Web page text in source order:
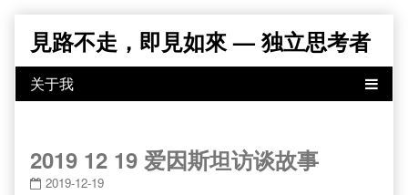
content
見路不走，即見如來 — 独立思考者
2019 12 19 爱因斯坦访谈故事
2019-12-19